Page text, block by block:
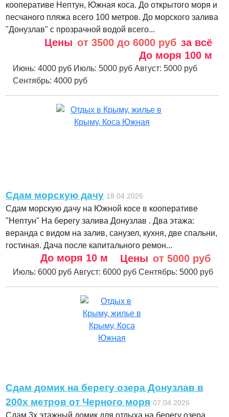
кооперативе Нептун, Южная коса. До открытого моря и
песчаного пляжа всего 100 метров. До морского залива
"Донузлав" с прозрачной водой всего...
Цены от 3500 до 6000 руб за всё
До моря 100 м
Июнь: 4000 руб Июль: 5000 руб Август: 5000 руб
Сентябрь: 4000 руб
Сдам морскую дачу 18.04.2026
Сдам морскую дачу на Южной косе в кооперативе
"Нептун" На берегу залива Донузлав . Два этажа:
веранда с видом на залив, санузел, кухня, две спальни,
гостиная. Дача после капитального ремон...
Цены от 5000 руб
До моря 10 м
Июль: 6000 руб Август: 6000 руб Сентябрь: 5000 руб
Сдам домик на берегу озера Донузлав в
200х метров от Черного моря 07.04.2026
Сдам 3х этажный домик для отдыха на берегу озера